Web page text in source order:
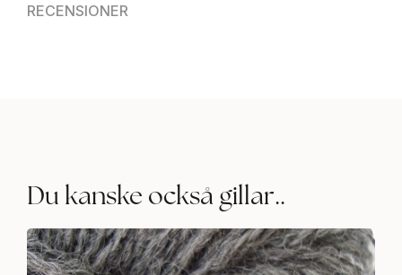
RECENSIONER
Du kanske också gillar..